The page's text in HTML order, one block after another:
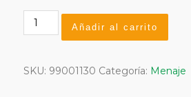
Sacacorchos
1
cantidad
Añadir al carrito
SKU: 99001130 Categoría: Menaje